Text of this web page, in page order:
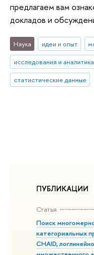
ПУБЛИКАЦИИ
Статья
Поиск
категориальных
CHAID,
предлагаем вам
докладов и
Наука идеи и опыт
исследования и аналитика
статистические данные